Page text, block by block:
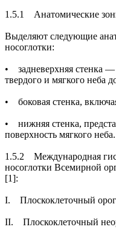
1.5.1 Анатомические
Выделяют следующие
носоглотки:
• задневерхняя стенка
твердого и мягкого неба
• боковая стенка,
• нижняя стенка,
поверхность мягкого неба.
1.5.2 Международная
носоглотки Всемирной
[1]:
I. Плоскоклеточный
II. Плоскоклеточный